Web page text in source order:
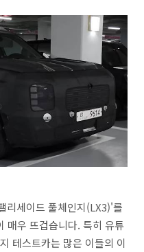
리세이드 풀체인지(LX3)'를
매우 뜨겁습니다. 특히 유튜
테스트카는 많은 이들의 이